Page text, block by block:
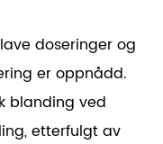
doseringer og
er oppnådd.
blanding ved
etterfulgt av